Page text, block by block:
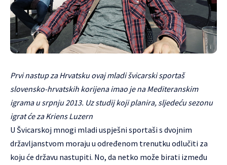
Prvi nastup za Hrvatsku ovaj mladi švicarski sportaš
slovensko-hrvatskih korijena imao je na Mediteranskim
igrama u srpnju 2013. Uz studij koji planira, sljedeću sezonu
igrat će za Kriens Luzern
U Švicarskoj mnogi mladi uspješni sportaši s dvojnim
državljanstvom moraju u određenom trenutku odlučiti za
koju će državu nastupiti. No, da netko može birati između